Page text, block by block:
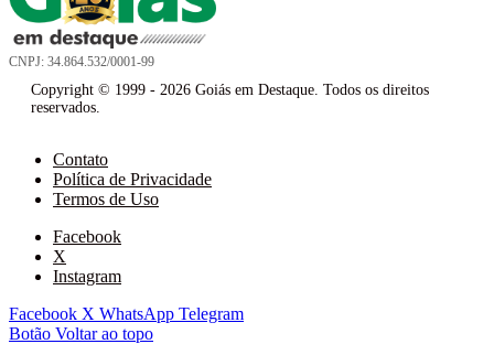
CNPJ: 34.864.532/0001-99
Copyright © 1999 - 2026 Goiás em Destaque. Todos os direitos
reservados.
Contato
Política de Privacidade
Termos de Uso
Facebook
X
Instagram
Facebook X WhatsApp Telegram
Botão Voltar ao topo